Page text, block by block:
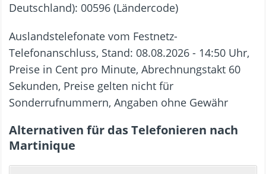
Deutschland): 00596 (Ländercode)
Auslandstelefonate vom Festnetz-
Telefonanschluss, Stand: 08.08.2026 - 14:50 Uhr,
Preise in Cent pro Minute, Abrechnungstakt 60
Sekunden, Preise gelten nicht für
Sonderrufnummern, Angaben ohne Gewähr
Alternativen für das Telefonieren nach
Martinique